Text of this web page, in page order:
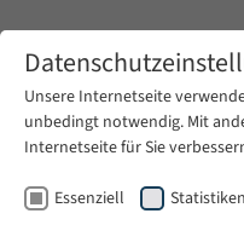
Zum Hauptinhalt springen
Unsere Internetseite
unbedingt notwendig. Mit
Internetseite für Sie
Essenziell Statistiken